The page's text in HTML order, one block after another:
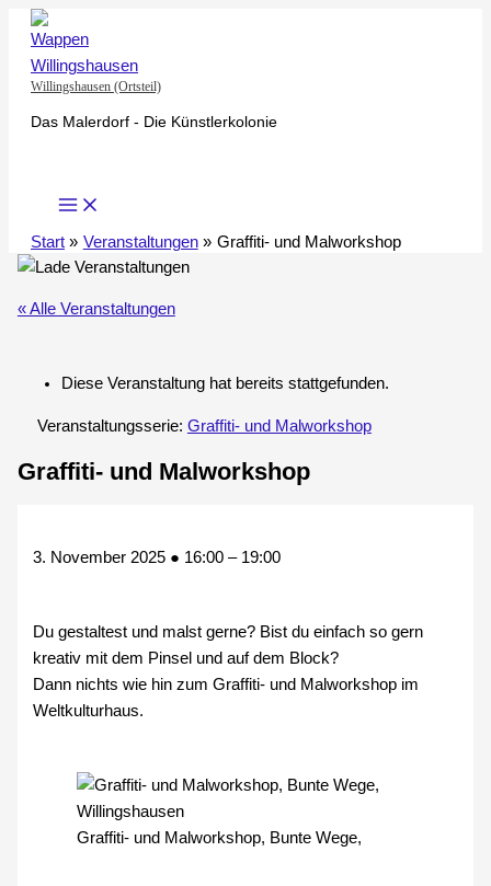
Zum
Inhalt
springen
Willingshausen (Ortsteil)
Das Malerdorf - Die Künstlerkolonie
Start Veranstaltungen Graffiti- und Malworkshop
« Alle Veranstaltungen
Diese Veranstaltung hat bereits stattgefunden.
Veranstaltungsserie: Graffiti- und Malworkshop
Graffiti- und Malworkshop
3. November 2025 ● 16:00– 19:00
Du gestaltest und malst gerne? Bist du einfach so gern
kreativ mit dem Pinsel und auf dem Block?
Dann nichts wie hin zum Graffiti- und Malworkshop im
Weltkulturhaus.
Graffiti- und Malworkshop, Bunte Wege,